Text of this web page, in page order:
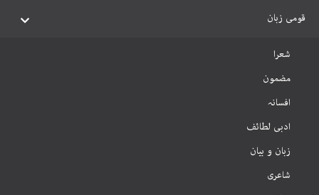
قومی زبان
شعرا
مضمون
افسانہ
ادبی لطائف
زبان و بیان
شاعری